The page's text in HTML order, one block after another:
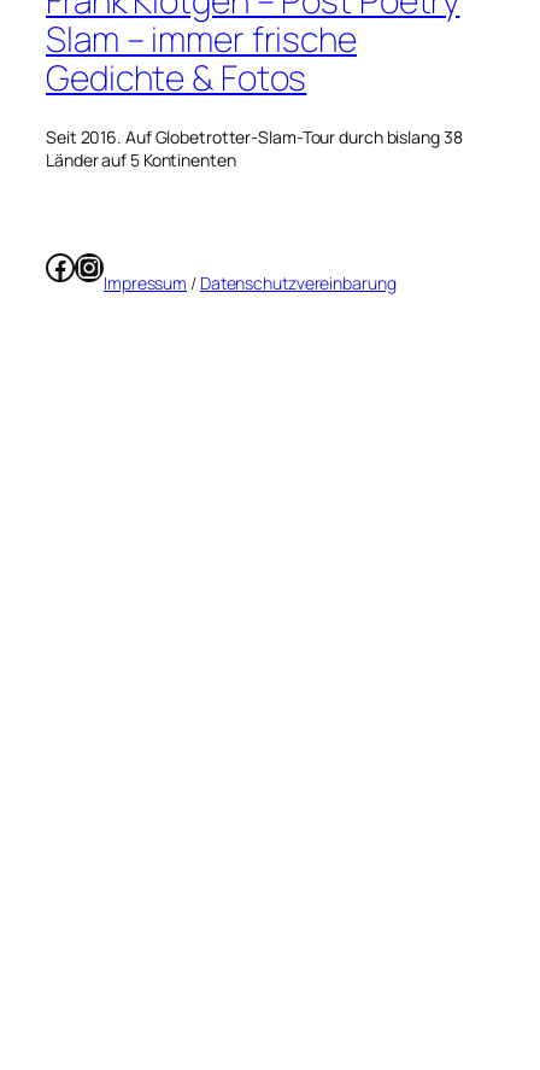
Slam – immer frische
Gedichte & Fotos
Seit 2016. Auf Globetrotter-Slam-Tour durch bislang 38
Länder auf 5 Kontinenten
Facebook
Instagram
Impressum / Datenschutzvereinbarung